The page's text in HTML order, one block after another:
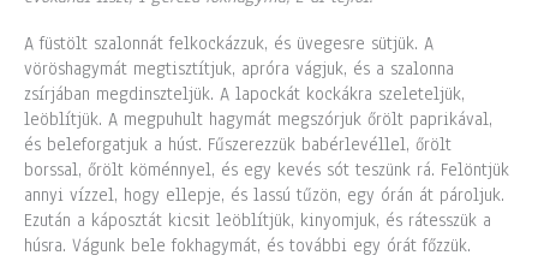
A füstölt szalonnát felkockázzuk, és üvegesre sütjük. A
vöröshagymát megtisztítjuk, apróra vágjuk, és a szalonna
zsírjában megdinszteljük. A lapockát kockákra szeleteljük,
leöblítjük. A megpuhult hagymát megszórjuk őrölt paprikával,
és beleforgatjuk a húst. Fűszerezzük babérlevéllel, őrölt
borssal, őrölt köménnyel, és egy kevés sót teszünk rá. Felöntjük
annyi vízzel, hogy ellepje, és lassú tűzön, egy órán át pároljuk.
Ezután a káposztát kicsit leöblítjük, kinyomjuk, és rátesszük a
húsra. Vágunk bele fokhagymát, és további egy órát főzzük.